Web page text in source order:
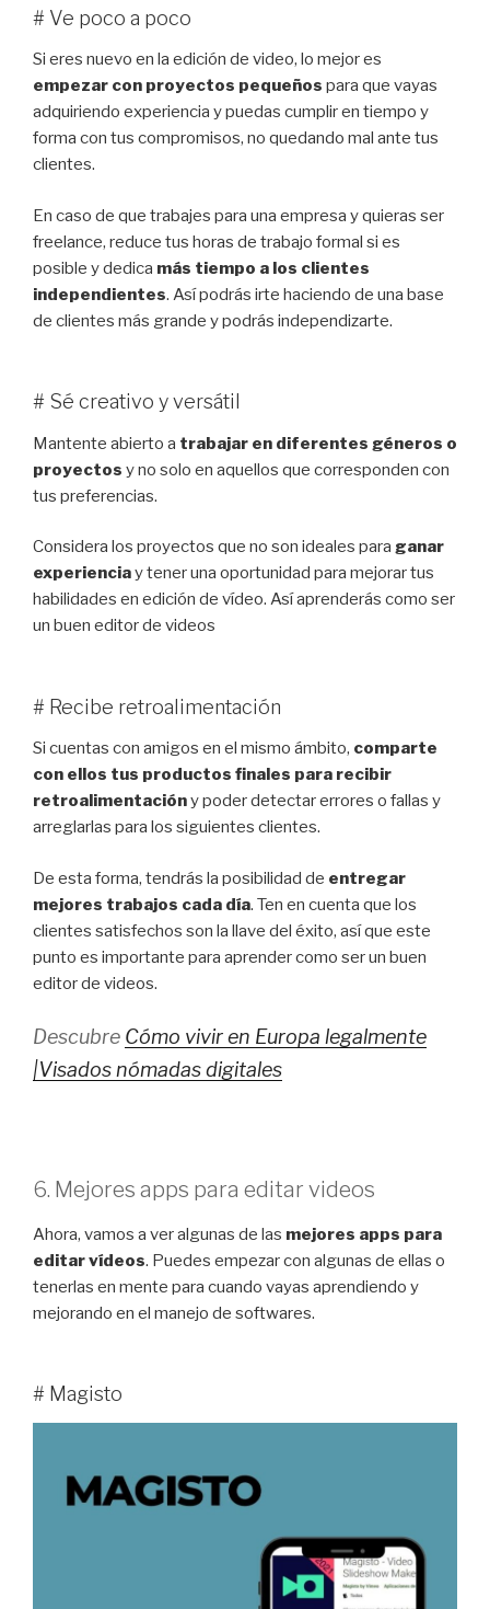
# Ve poco a poco
Si eres nuevo en la edición de video, lo mejor es
empezar con proyectos pequeños para que vayas
adquiriendo experiencia y puedas cumplir en tiempo y
forma con tus compromisos, no quedando mal ante tus
clientes.
En caso de que trabajes para una empresa y quieras ser
freelance, reduce tus horas de trabajo formal si es
posible y dedica más tiempo a los clientes
independientes. Así podrás irte haciendo de una base
de clientes más grande y podrás independizarte.
# Sé creativo y versátil
Mantente abierto a trabajar en diferentes géneros o
proyectos y no solo en aquellos que corresponden con
tus preferencias.
Considera los proyectos que no son ideales para ganar
experienciay tener una oportunidad para mejorar tus
habilidades en edición de vídeo. Así aprenderás como ser
un buen editor de videos
# Recibe retroalimentación
Si cuentas con amigos en el mismo ámbito, comparte
con ellos tus productos finales para recibir
retroalimentacióny poder detectar errores o fallas y
arreglarlas para los siguientes clientes.
De esta forma, tendrás la posibilidad de entregar
mejores trabajos cada día. Ten en cuenta que los
clientes satisfechos son la llave del éxito, así que este
punto es importante para aprender como ser un buen
editor de videos.
Descubre Cómo vivir en Europa legalmente
|Visados nómadas digitales
6. Mejores apps para editar videos
Ahora, vamos a ver algunas de las mejores apps para
editar vídeos. Puedes empezar con algunas de ellas o
tenerlas en mente para cuando vayas aprendiendo y
mejorando en el manejo de softwares.
# Magisto